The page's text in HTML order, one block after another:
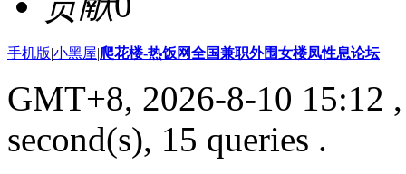
手机版|小黑屋|爬花楼-热饭网全国兼职外围女楼凤性息论坛
GMT+8, 2026-8-10 15:12
second(s), 15 queries .